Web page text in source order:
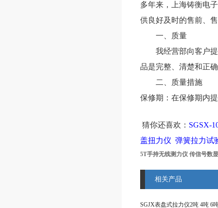
多年来，上海铸衡电
供良好及时的售前、
一、质量
我经营部向客户提
品是完整、清楚和正
二、质量措施
保修期：在保修期内
猜你还喜欢： SGSX-
盖扭力仪 弹簧拉力试
5T手持无线测力仪 传信号数
相关产品